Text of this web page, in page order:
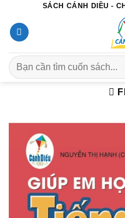
đến
nội
dung
SÁCH CÁNH DIỀU -
Search
for: